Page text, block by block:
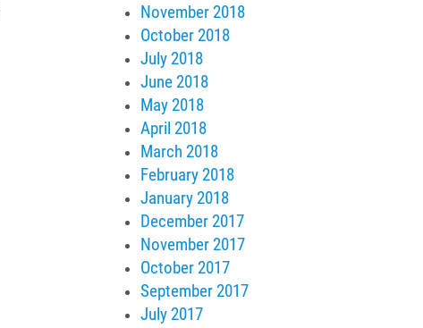
November 2018
October 2018
July 2018
June 2018
May 2018
April 2018
March 2018
February 2018
January 2018
December 2017
November 2017
October 2017
September 2017
July 2017